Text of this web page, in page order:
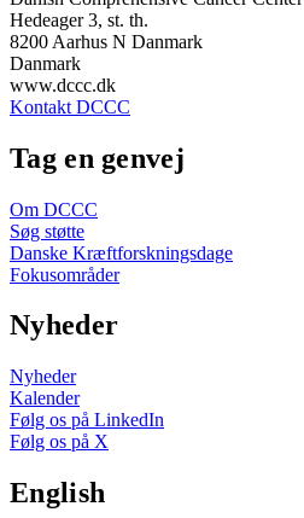
Hedeager 3, st. th.
8200 Aarhus N Danmark
Danmark
www.dccc.dk
Kontakt DCCC
Tag en genvej
Om DCCC
Søg støtte
Danske Kræftforskningsdage
Fokusområder
Nyheder
Nyheder
Kalender
Følg os på LinkedIn
Følg os på X
English